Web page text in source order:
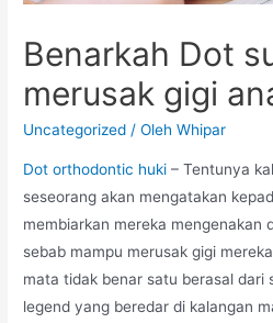
Benarkah Dot
merusak gigi
Uncategorized / OlehWhipar
Dot orthodontic huki – Tentunya
seseorang akan mengatakan
membiarkan mereka mengenakan
sebab mampu merusak gigi
mata tidak benar satu berasal dari
legend yang beredar di kalangan